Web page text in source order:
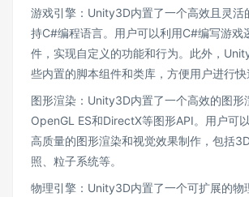
游戏引擎：Unity3D内置了一个高效且灵活
持C#编程语言。用户可以利用C#编写游戏
件，实现自定义的功能和行为。此外，
些内置的脚本组件和类库，方便用户进行快
图形渲染：Unity3D内置了一个高效的图形
OpenGL ES和DirectX等图形API。用户可
高质量的图形渲染和视觉效果制作，包括
照、粒子系统等。
物理引擎：Unity3D内置了一个可扩展的物